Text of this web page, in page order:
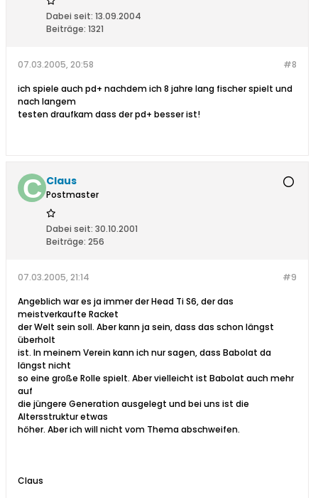
Dabei seit: 13.09.2004
Beiträge: 1321
#8
07.03.2005, 20:58
ich spiele auch pd+ nachdem ich 8 jahre lang fischer spielt und
nach langem
testen draufkam dass der pd+ besser ist!
Claus
Postmaster
Dabei seit: 30.10.2001
Beiträge: 256
#9
07.03.2005, 21:14
Angeblich war es ja immer der Head Ti S6, der das
meistverkaufte Racket
der Welt sein soll. Aber kann ja sein, dass das schon längst
überholt
ist. In meinem Verein kann ich nur sagen, dass Babolat da
längst nicht
so eine große Rolle spielt. Aber vielleicht ist Babolat auch mehr
auf
die jüngere Generation ausgelegt und bei uns ist die
Altersstruktur etwas
höher. Aber ich will nicht vom Thema abschweifen.
Claus